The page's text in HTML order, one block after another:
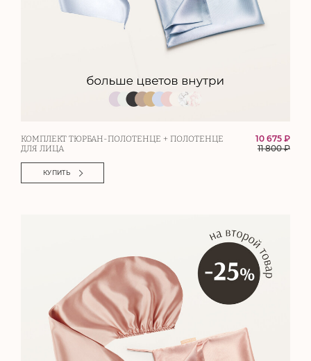
КОМПЛЕКТ ТЮРБАН-ПОЛОТЕНЦЕ + ПОЛОТЕНЦЕ
ДЛЯ ЛИЦА
10 675 ₽
11 800₽
КУПИТЬ